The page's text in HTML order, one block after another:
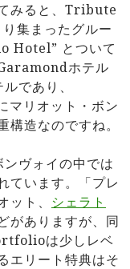
みると、Tribute
集まったグルー
Hotel” とついて
ホテル
であり、
リオット・ボン
造なのですね。
ヴォイの中では
ています。「プレ
ト、 シェラト
がありますが、同
は少しレベ
エリート特典はそ